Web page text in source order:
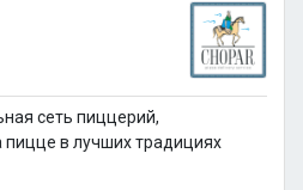
сеть пиццерий,
в лучших традициях